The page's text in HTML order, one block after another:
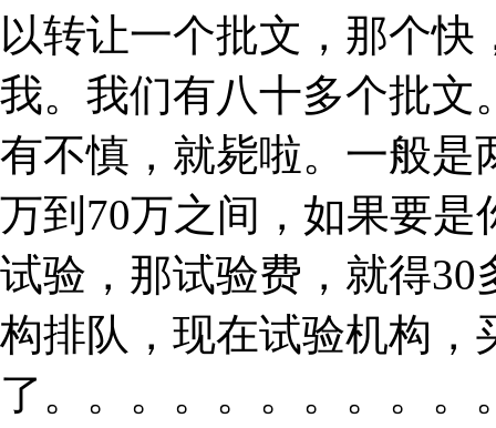
以转让一个批文，那个
我。我们有八十多个批文
有不慎，就毙啦。一般是
万到70万之间，如果要
试验，那试验费，就得
构排队，现在试验机构，
了。。。。。。。。。